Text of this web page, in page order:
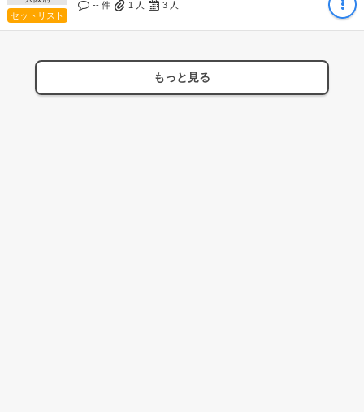
セットリスト
-- 件 1 人 3 人
もっと見る